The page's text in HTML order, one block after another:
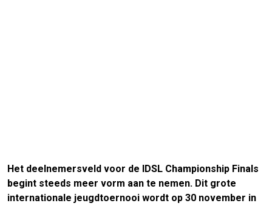
Het deelnemersveld voor de IDSL Championship Finals
begint steeds meer vorm aan te nemen. Dit grote
internationale jeugdtoernooi wordt op 30 november in